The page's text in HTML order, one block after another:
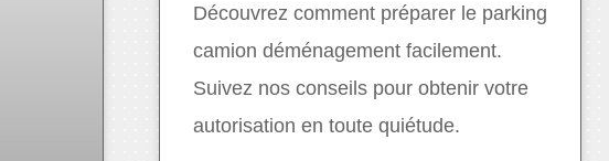
Découvrez comment préparer le parking
camion déménagement facilement.
Suivez nos conseils pour obtenir votre
autorisation en toute quiétude.